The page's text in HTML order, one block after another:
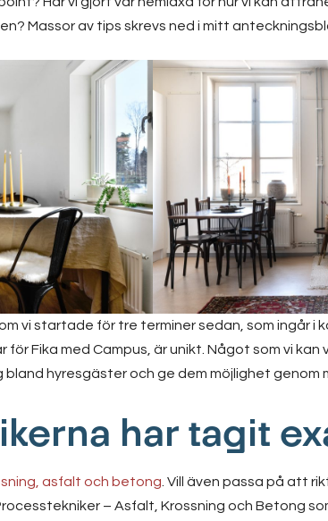
Massor av tips skrevs ned i mitt
vi startade för tre terminer sedan, som ingår i
Fika med Campus, är unikt. Något som vi kan
hyresgäster och ge dem möjlighet genom
har tagit
asfalt och betong . Vill även passa på att
– Asfalt, Krossning och Betong